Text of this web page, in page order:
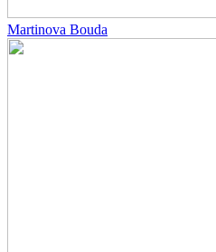
Martinova Bouda